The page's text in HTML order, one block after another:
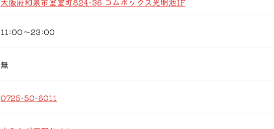
11:00〜23:00
無
0725-50-6011